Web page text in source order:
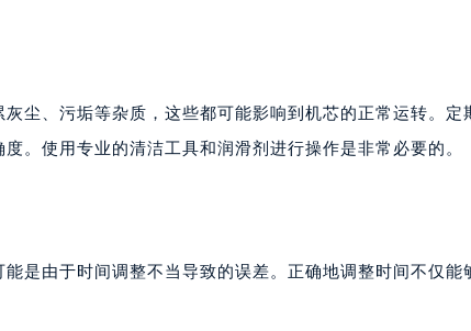
尘、污垢等杂质，这些都可能影响到机芯的正常运转。定
。使用专业的清洁工具和润滑剂进行操作是非常必要的。
是由于时间调整不当导致的误差。正确地调整时间不仅能